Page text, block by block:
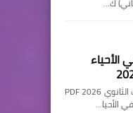
ك…
الأحياء
📘 تحميل كتاب الامتحان في الأحياء الصف الثالث الثانوي 2026 PDF
الأحيا…